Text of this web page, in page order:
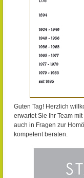
Guten Tag! Herzlich
erwartet Sie Ihr Team
auch in Fragen zur
kompetent beraten.